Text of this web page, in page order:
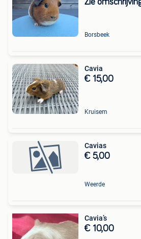
Zie
Borsbeek
Cavia
€ 15,00
Kruisem
Cavias
€ 5,00
Weerde
Cavia’s
€ 10,00